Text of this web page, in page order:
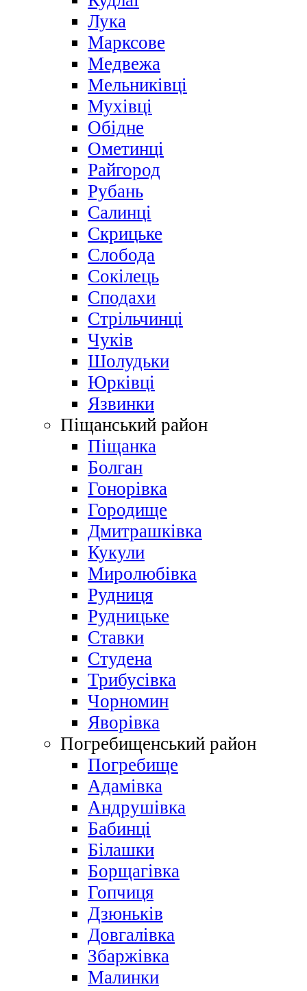
Лука
Марксове
Медвежа
Мельниківці
Мухівці
Обідне
Ометинці
Райгород
Рубань
Салинці
Скрицьке
Слобода
Сокілець
Сподахи
Стрільчинці
Чуків
Шолудьки
Юрківці
Язвинки
Піщанський район
Піщанка
Болган
Гонорівка
Городище
Дмитрашківка
Кукули
Миролюбівка
Рудниця
Рудницьке
Ставки
Студена
Трибусівка
Чорномин
Яворівка
Погребищенський район
Погребище
Адамівка
Андрушівка
Бабинці
Білашки
Борщагівка
Гопчиця
Дзюньків
Довгалівка
Збаржівка
Малинки